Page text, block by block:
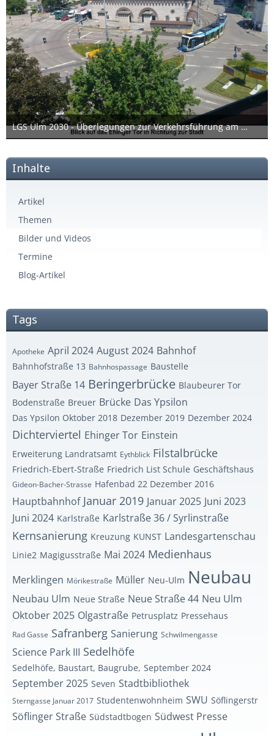
LGS Ulm 2030 - Überlegungen zur Verkehrsführung am Ehinger Tor 01 17x12cm
24. Juni 2019
Inhalte
Artikel
Themen
Bilder und Videos
Termine
Blog-Artikel
Tags
Apotheke April 2024 August 2024 Bahnhof
Bahnhofstraße 13 Bahnhospassage Baustelle
Bayer Straße 14 Beringerbrücke Blaubeurer Tor
Bodenstraße Breuer Brücke Das Ypsilon
Das Ypsilon Oktober 2018 Dezember 2019 Dezember 2024
Dichterviertel Ehinger Tor Einstein
Erweiterung Landratsamt Eythblick Filstalbrücke
Friedrich-Ebert-Straße Friedrich List Schule Geschäftshaus
Gideon-Bacher-Strasse Hafenbad 22 Dezember 2016
Hauptbahnhof Januar 2019 Januar 2025 Juni 2023
Juni 2024 Karlstraße Karlstraße 36 / Syrlinstraße
Kernsanierung Kreuzung KUNST Landesgartenschau
Linie2 Magigusstraße Mai 2024 Medienhaus
Merklingen Mörikestraße Müller Neu-Ulm Neubau
Neubau Ulm Neue Straße Neue Straße 44 Neu Ulm
Oktober 2025 Olgastraße Petrusplatz Pressehaus
Rad Gasse Safranberg Sanierung Schwilmengasse
Science Park III Sedelhöfe
Sedelhöfe, Baustart, Baugrube, September 2024
September 2025 Seven Stadtbibliothek
Sterngasse Januar 2017 Studentenwohnheim SWU Söflingerstr
Söflinger Straße Südstadtbogen Südwest Presse